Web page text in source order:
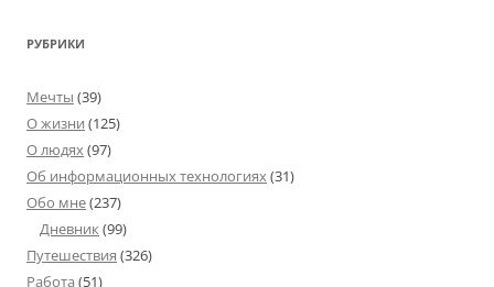
РУБРИКИ
Мечты (39)
О жизни (125)
О людях(97)
Об информационных технологиях(31)
Обо мне(237)
Дневник(99)
Путешествия (326)
Работа (51)